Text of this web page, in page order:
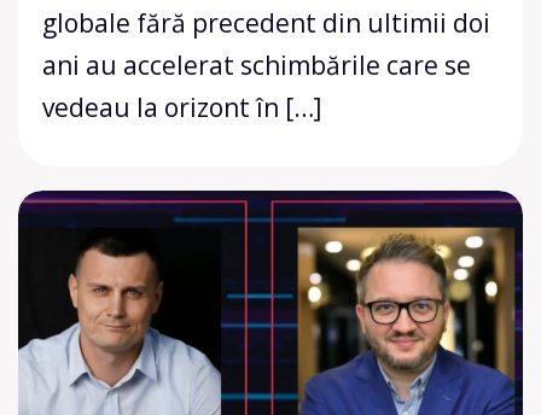
globale fără precedent din ultimii doi
ani au accelerat schimbările care se
vedeau la orizont în […]